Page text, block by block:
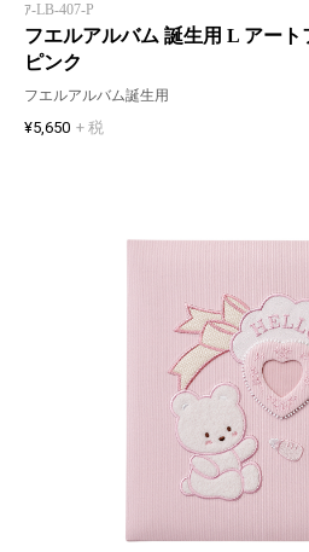
ｱ-LB-407-P
フエルアルバム 誕生用 L アー
ピンク
フエルアルバム誕生用
¥5,650 + 税